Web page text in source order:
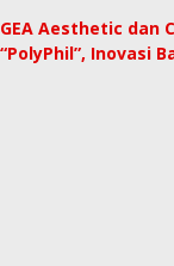
GEA Aesthetic dan
“PolyPhil”, Inovasi